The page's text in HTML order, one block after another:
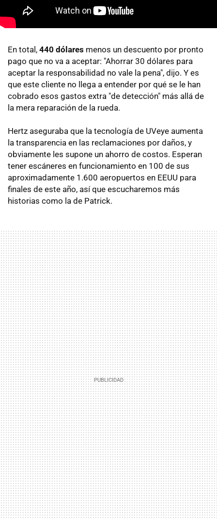
En total, 440 dólares menos un descuento por pronto
pago que no va a aceptar: "Ahorrar 30 dólares para
aceptar la responsabilidad no vale la pena", dijo. Y es
que este cliente no llega a entender por qué se le han
cobrado esos gastos extra "de detección" más allá de
la mera reparación de la rueda.
Hertz aseguraba que la tecnología de UVeye aumenta
la transparencia en las reclamaciones por daños, y
obviamente les supone un ahorro de costos. Esperan
tener escáneres en funcionamiento en 100 de sus
aproximadamente 1.600 aeropuertos en EEUU para
finales de este año, así que escucharemos más
historias como la de Patrick.